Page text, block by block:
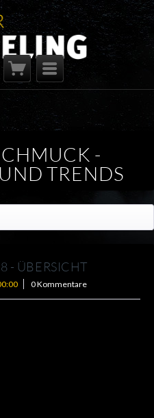
-
TRENDS
- ÜBERSICHT
0 Kommentare